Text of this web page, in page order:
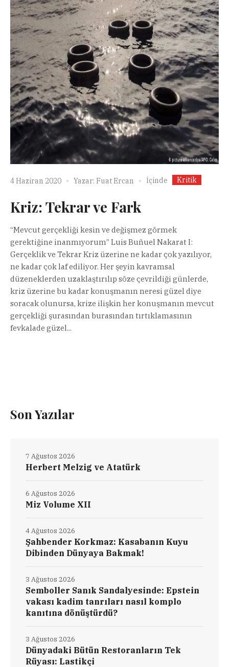
4 Haziran 2020 Yazar: Fuat Ercan İçinde Kritik
Kriz: Tekrar ve Fark
“Mevcut gerçekliği kesin ve değişmez görmek
gerektiğine inanmıyorum” Luis Buñuel Nakarat I:
Gerçeklik ve Tekrar Kriz üzerine ne kadar çok yazılıyor,
ne kadar çok laf ediliyor. Her şeyin kavramsal
düzeneklerden uzaklaştırılıp söze çevrildiği günlerde,
kriz üzerine bu kadar konuşmanın neresi güzel diye
soracak olunursa, krize ilişkin her konuşmanın mevcut
gerçekliği şurasından burasından tırtıklamasının
fevkalade güzel...
Son Yazılar
Herbert Melzig ve Atatürk
7 Ağustos 2026
Miz Volume XII
6 Ağustos 2026
Şahbender Korkmaz: Kasabanın Kuyu
Dibinden Dünyaya Bakmak!
4 Ağustos 2026
Semboller Sanık Sandalyesinde: Epstein
vakası kadim tanrıları nasıl komplo
kanıtına dönüştürdü?
3 Ağustos 2026
Dünyadaki Bütün Restoranların Tek
Rüyası: Lastikçi
3 Ağustos 2026